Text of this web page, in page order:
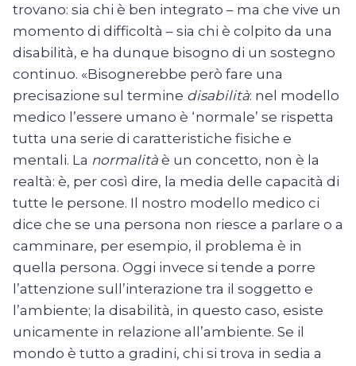
trovano: sia chi è ben integrato – ma che vive un
momento di difficoltà – sia chi è colpito da una
disabilità, e ha dunque bisogno di un sostegno
continuo. «Bisognerebbe però fare una
precisazione sul termine disabilità: nel modello
medico l’essere umano è ‘normale’ se rispetta
tutta una serie di caratteristiche fisiche e
mentali. La normalità è un concetto, non è la
realtà: è, per così dire, la media delle capacità di
tutte le persone. Il nostro modello medico ci
dice che se una persona non riesce a parlare o a
camminare, per esempio, il problema è in
quella persona. Oggi invece si tende a porre
l’attenzione sull’interazione tra il soggetto e
l’ambiente; la disabilità, in questo caso, esiste
unicamente in relazione all’ambiente. Se il
mondo è tutto a gradini, chi si trova in sedia a